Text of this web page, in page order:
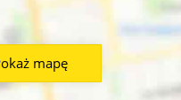
mapę